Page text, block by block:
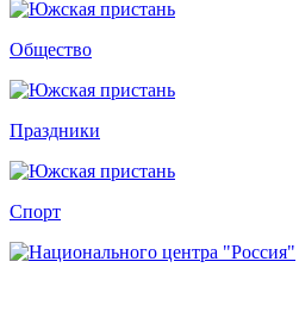
Общество
Праздники
Спорт